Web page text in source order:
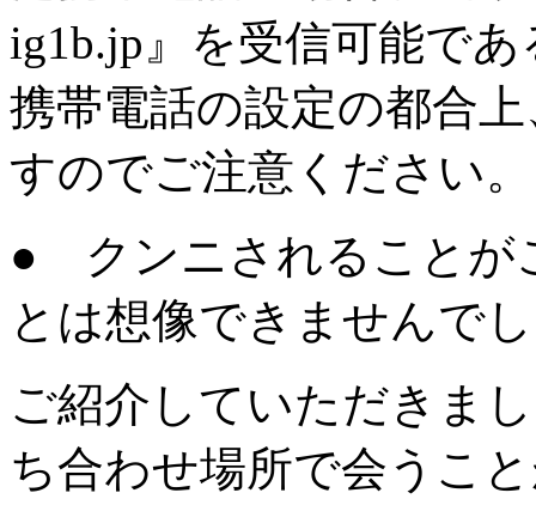
ig1b.jp』を受信可能で
携帯電話の設定の都合
すのでご注意ください。
● クンニされることが
とは想像できませんで
ご紹介していただきま
ち合わせ場所で会うこ